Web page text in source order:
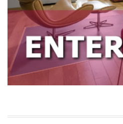
skriveni
Zašto je
savremenim